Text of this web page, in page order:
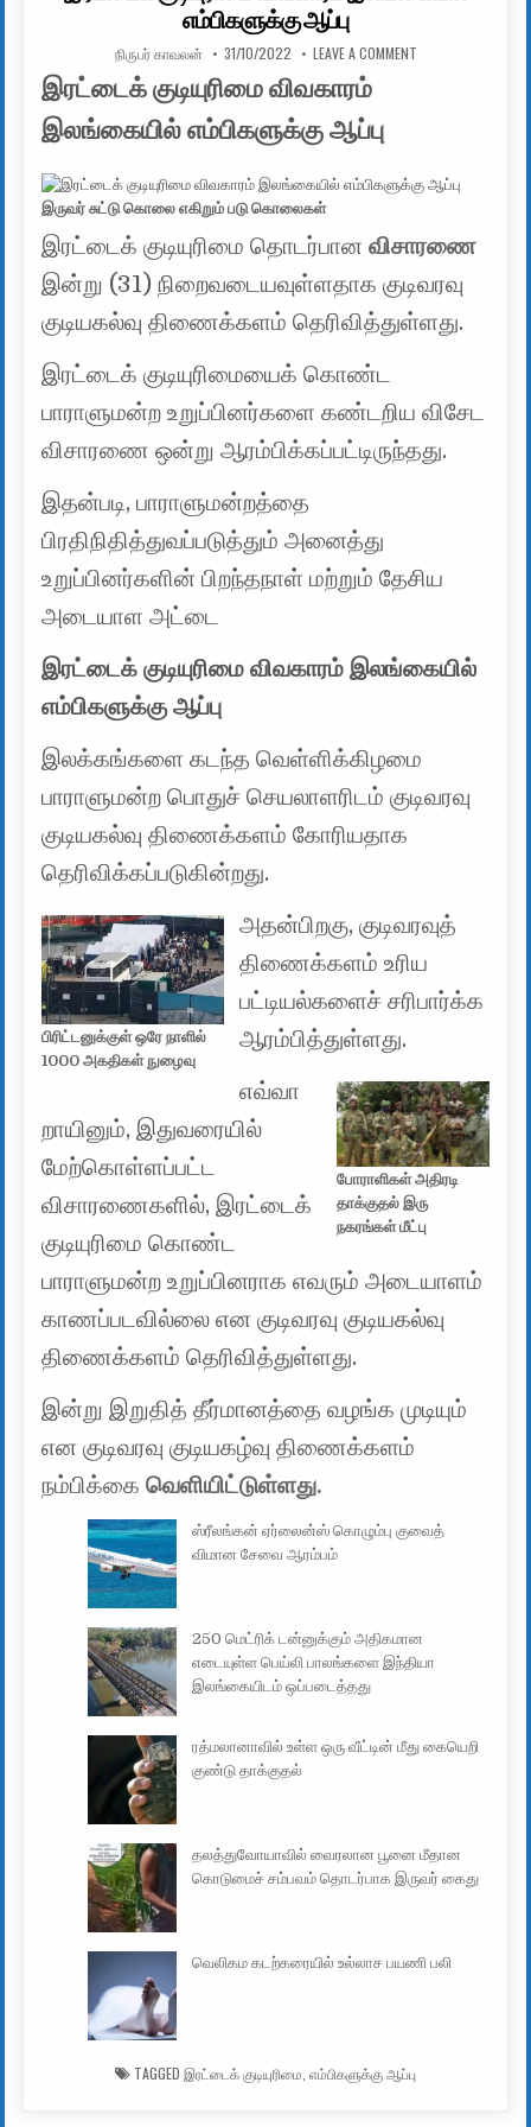
எம்பிகளுக்கு ஆப்பு
AUTHOR:
நிருபர் காவலன் PUBLISHED DATE:
31/10/2022 LEAVE A COMMENTON இரட்டைக்
இரட்டைக் குடியுரிமை விவகாரம்
இலங்கையில் எம்பிகளுக்கு ஆப்பு
இருவர் சுட்டு கொலை எகிறும் படு கொலைகள்
இரட்டைக் குடியுரிமை தொடர்பானவிசாரணை
இன்று (31) நிறைவடையவுள்ளதாக குடிவரவு
குடியகல்வு திணைக்களம் தெரிவித்துள்ளது.
இரட்டைக் குடியுரிமையைக் கொண்ட
பாராளுமன்ற உறுப்பினர்களை கண்டறிய விசேட
விசாரணை ஒன்று ஆரம்பிக்கப்பட்டிருந்தது.
இதன்படி, பாராளுமன்றத்தை
பிரதிநிதித்துவப்படுத்தும் அனைத்து
உறுப்பினர்களின் பிறந்தநாள் மற்றும் தேசிய
அடையாள அட்டை
இரட்டைக் குடியுரிமை விவகாரம் இலங்கையில்
எம்பிகளுக்கு ஆப்பு
இலக்கங்களை கடந்த வெள்ளிக்கிழமை
பாராளுமன்ற பொதுச் செயலாளரிடம் குடிவரவு
குடியகல்வு திணைக்களம் கோரியதாக
தெரிவிக்கப்படுகின்றது.
பிரிட்டனுக்குள் ஒரே நாளில்
1000 அகதிகள் நுழைவு
அதன்பிறகு, குடிவரவுத்
திணைக்களம் உரிய
பட்டியல்களைச் சரிபார்க்க
ஆரம்பித்துள்ளது.
போராளிகள் அதிரடி
தாக்குதல் இரு
நகரங்கள் மீட்பு
எவ்வா
றாயினும், இதுவரையில்
மேற்கொள்ளப்பட்ட
விசாரணைகளில், இரட்டைக்
குடியுரிமை கொண்ட
பாராளுமன்ற உறுப்பினராக எவரும் அடையாளம்
காணப்படவில்லை என குடிவரவு குடியகல்வு
திணைக்களம் தெரிவித்துள்ளது.
இன்று இறுதித் தீர்மானத்தை வழங்க முடியும்
என குடிவரவு குடியகழ்வு திணைக்களம்
நம்பிக்கை வெளியிட்டுள்ளது.
ஸ்ரீலங்கன் ஏர்லைன்ஸ் கொழும்பு குவைத்
விமான சேவை ஆரம்பம்
250 மெட்ரிக் டன்னுக்கும் அதிகமான
எடையுள்ள பெய்லி பாலங்களை இந்தியா
இலங்கையிடம் ஒப்படைத்தது
ரத்மலானாவில் உள்ள ஒரு வீட்டின் மீது கையெறி
குண்டு தாக்குதல்
தலத்துவோயாவில் வைரலான பூனை மீதான
கொடுமைச் சம்பவம் தொடர்பாக இருவர் கைது
வெலிகம கடற்கரையில் உல்லாச பயணி பலி
TAGGED இரட்டைக் குடியுரிமை எம்பிகளுக்கு ஆப்பு